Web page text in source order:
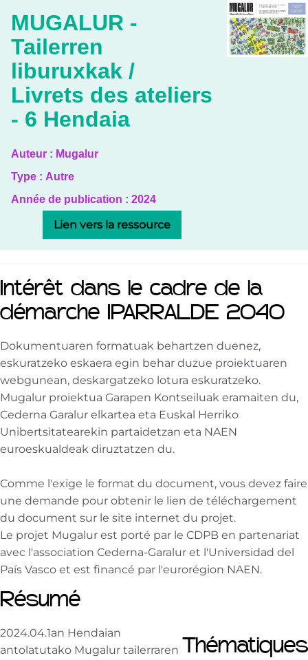
MUGALUR -
Tailerren
liburuxkak /
Livrets des ateliers
- 6 Hendaia
Auteur : Mugalur
Type : Autre
Année de publication : 2024
Lien vers la ressource
Intérêt dans le cadre de la
démarche IPARRALDE 2040
Dokumentuaren formatuak behartzen duenez,
eskuratzeko eskaera egin behar duzue proiektuaren
webgunean, deskargatzeko lotura eskuratzeko.
Mugalur proiektua Garapen Kontseiluak eramaiten du,
Cederna Garalur elkartea eta Euskal Herriko
Unibertsitatearekin partaidetzan eta NAEN
euroeskualdeak diruztatzen du.
Comme l'exige le format du document, vous devez faire
une demande pour obtenir le lien de téléchargement
du document sur le site internet du projet.
Le projet Mugalur est porté par le CDPB en partenariat
avec l'association Cederna-Garalur et l'Universidad del
País Vasco et est financé par l'eurorégion NAEN.
Résumé
2024.04.1an Hendaian
antolatutako Mugalur tailerraren
Thématiques